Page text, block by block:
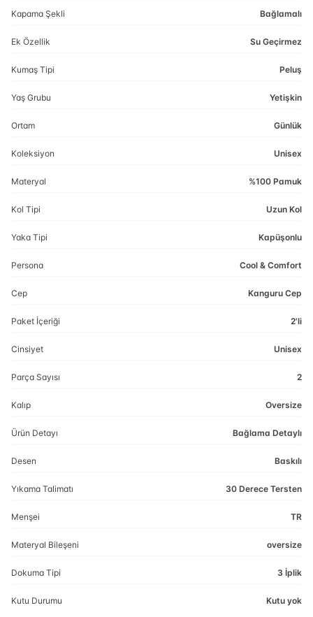
Kapama Şekli Bağlamalı
Ek Özellik Su Geçirmez
Kumaş Tipi Peluş
Yaş Grubu Yetişkin
Ortam Günlük
Koleksiyon Unisex
Materyal %100 Pamuk
Kol Tipi Uzun Kol
Yaka Tipi Kapüşonlu
Persona Cool & Comfort
Cep Kanguru Cep
Paket İçeriği 2'li
Cinsiyet Unisex
Parça Sayısı 2
Kalıp Oversize
Ürün Detayı Bağlama Detaylı
Desen Baskılı
Yıkama Talimatı 30 Derece Tersten
Menşei TR
Materyal Bileşeni oversize
Dokuma Tipi 3 İplik
Kutu Durumu Kutu yok